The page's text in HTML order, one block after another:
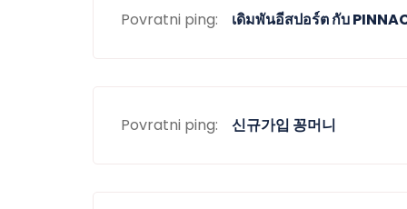
Povratni ping: เดิมพันอีสปอร์ต กับ
Povratni ping: 신규가입 꽁머니